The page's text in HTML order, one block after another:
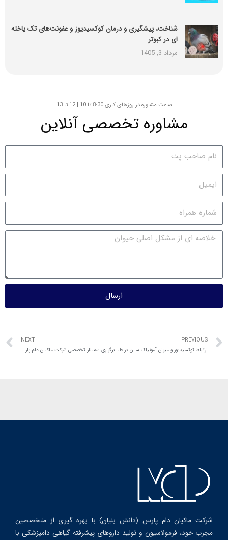
شناخت، پیشگیری و درمان کوکسیدیوز و عفونت‌های تک یاخته
ای در کبوتر
مرداد 3, 1405
ساعت مشاوره در روزهای کاری 8:30 تا 10 | 12 تا 13
مشاوره تخصصی آنلاین
ارسال
PREVIOUS
ارتباط کوکسیدیوز و میزان آمونیاک سالن در طیور گوشتی
NEXT
برگزاری سمینار تخصصی شرکت ماکیان دام پارس ویژه پرورش‌دهندگان بوقلمون در استان اصفهان
شرکت ماکیان دام پارس (دانش بنیان) با بهره گیری از متخصصین
مجرب خود، فرمولاسیون و تولید داروهای پیشرفته گیاهی دامپزشکی با